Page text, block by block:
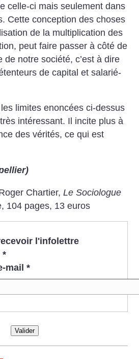
celle-ci mais seulement dans
Cette conception des choses
de la multiplication des
peut faire passer à côté de
de notre société, c’est à dire
de capital et salarié-
limites enoncées ci-dessus
intéressant. Il incite plus à
des vérités, ce qui est
Chartier,Le Sociologue
104 pages, 13 euros
l'infolettre
*
mail *
Valider